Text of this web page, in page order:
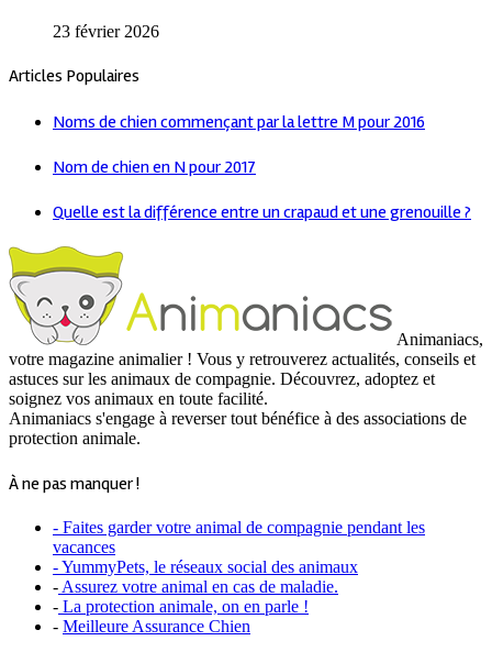
23 février 2026
Articles Populaires
Noms de chien commençant par la lettre M pour 2016
Nom de chien en N pour 2017
Quelle est la différence entre un crapaud et une grenouille ?
Animaniacs,
votre magazine animalier ! Vous y retrouverez actualités, conseils et
astuces sur les animaux de compagnie. Découvrez, adoptez et
soignez vos animaux en toute facilité.
Animaniacs s'engage à reverser tout bénéfice à des associations de
protection animale.
À ne pas manquer !
- Faites garder votre animal de compagnie pendant les
vacances
- YummyPets, le réseaux social des animaux
- Assurez votre animal en cas de maladie.
- La protection animale, on en parle !
- Meilleure Assurance Chien